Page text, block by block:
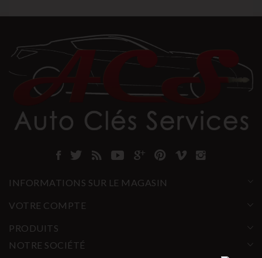
INFORMATIONS SUR LE MAGASIN
VOTRE COMPTE
PRODUITS
NOTRE SOCIÉTÉ